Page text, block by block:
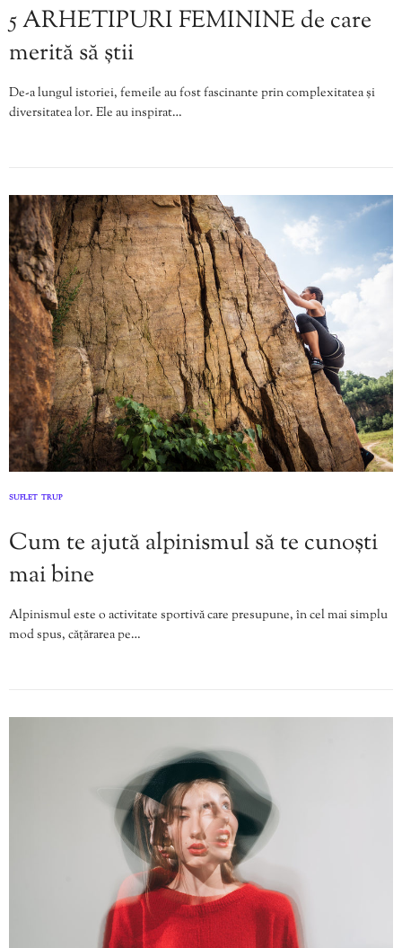
5 ARHETIPURI FEMININE de care
merită să știi
De-a lungul istoriei, femeile au fost fascinante prin complexitatea și
diversitatea lor. Ele au inspirat…
SUFLET TRUP
Cum te ajută alpinismul să te cunoști
mai bine
Alpinismul este o activitate sportivă care presupune, în cel mai simplu
mod spus, cățărarea pe…